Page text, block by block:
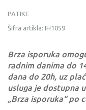
PATIKE
Šifra artikla: IH1059
Brza isporuka
radnim danima do
dana do 20h, uz
usluga je dostupna
„Brza isporuka“ po